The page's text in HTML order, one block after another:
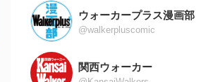
ウォーカープラス漫画部
@walkerpluscomic
関西ウォーカー